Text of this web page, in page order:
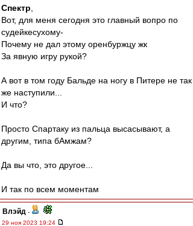
Спектр
Вот, для меня сегодня это главный вопро по
судейкесухому-
Почему не дал этому оренбуржцу жк
За явную игру рукой?
А вот в том году Бальде на ногу в Питере не так
же наступили...
И что?
Просто Спартаку из пальца высасывают, а
другим, типа бАмжам?
Да вы что, это другое...
И так по всем моментам
Влэйд -
29 ноя 2023 19:24